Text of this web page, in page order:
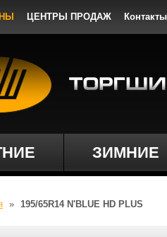
ЦЕНТРЫ ПРОДАЖ Контакты
ЗИМНИЕ
» 195/65R14 N'BLUE HD PLUS